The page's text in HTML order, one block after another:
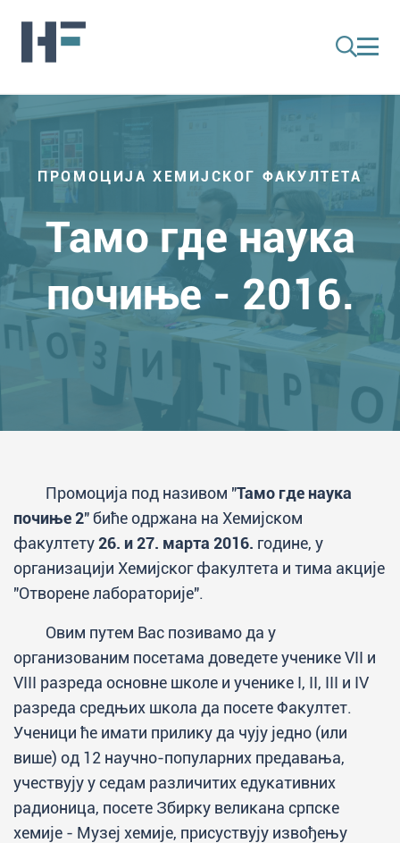
ПРОМОЦИЈА ХЕМИЈСКОГ ФАКУЛТЕТА
Тамо где наука
почиње - 2016.
Промоција под називом "Тамо где наука
почиње 2" биће одржана на Хемијском
факултету26. и 27. марта 2016. године, у
организацији Хемијског факултета и тима акције
"Отворене лабораторије".
Овим путем Вас позивамо да у
организованим посетама доведете ученике VII и
VIII разреда основне школе и ученике I, II, III и IV
разреда средњих школа да посете Факултет.
Ученици ће имати прилику да чују једно (или
више) од 12 научно-популарних предавања,
учествују у седам различитих едукативних
радионица, посете Збирку великана српске
хемије - Музеј хемије, присуствују извођењу